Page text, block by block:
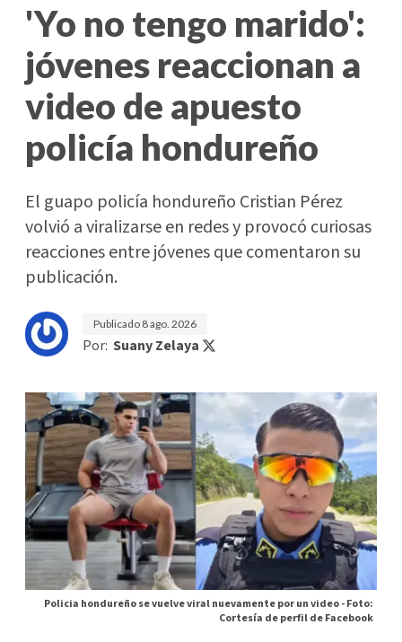
'Yo no tengo marido':
jóvenes reaccionan a
video de apuesto
policía hondureño
El guapo policía hondureño Cristian Pérez
volvió a viralizarse en redes y provocó curiosas
reacciones entre jóvenes que comentaron su
publicación.
Publicado 8 ago. 2026
Por: Suany Zelaya
Policia hondureño se vuelve viral nuevamente por un video -Foto:
Cortesía de perfil de Facebook